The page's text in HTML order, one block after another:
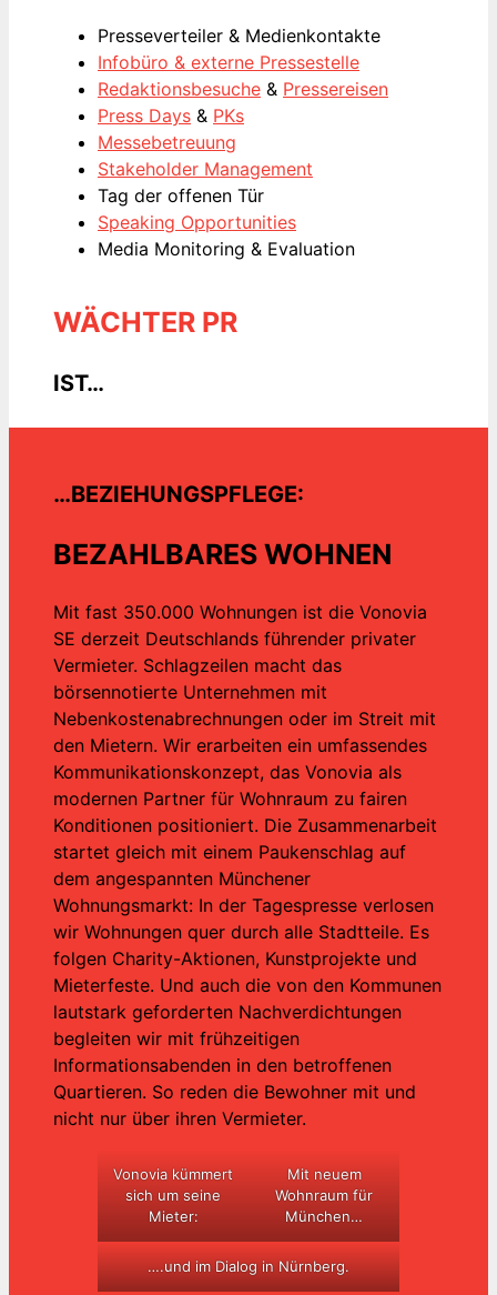
Presseverteiler & Medienkontakte
Infobüro & externe Pressestelle
Redaktionsbesuche & Pressereisen
Press Days & PKs
Messebetreuung
Stakeholder Management
Tag der offenen Tür
Speaking Opportunities
Media Monitoring & Evaluation
WÄCHTER PR
IST…
…BEZIEHUNGSPFLEGE:
BEZAHLBARES WOHNEN
Mit fast 350.000 Wohnungen ist die Vonovia
SE derzeit Deutschlands führender privater
Vermieter. Schlagzeilen macht das
börsennotierte Unternehmen mit
Nebenkostenabrechnungen oder im Streit mit
den Mietern. Wir erarbeiten ein umfassendes
Kommunikationskonzept, das Vonovia als
modernen Partner für Wohnraum zu fairen
Konditionen positioniert. Die Zusammenarbeit
startet gleich mit einem Paukenschlag auf
dem angespannten Münchener
Wohnungsmarkt: In der Tagespresse verlosen
wir Wohnungen quer durch alle Stadtteile. Es
folgen Charity-Aktionen, Kunstprojekte und
Mieterfeste. Und auch die von den Kommunen
lautstark geforderten Nachverdichtungen
begleiten wir mit frühzeitigen
Informationsabenden in den betroffenen
Quartieren. So reden die Bewohner mit und
nicht nur über ihren Vermieter.
Vonovia kümmert
sich um seine
Mieter:
Mit neuem
Wohnraum für
München…
….und im Dialog in Nürnberg.